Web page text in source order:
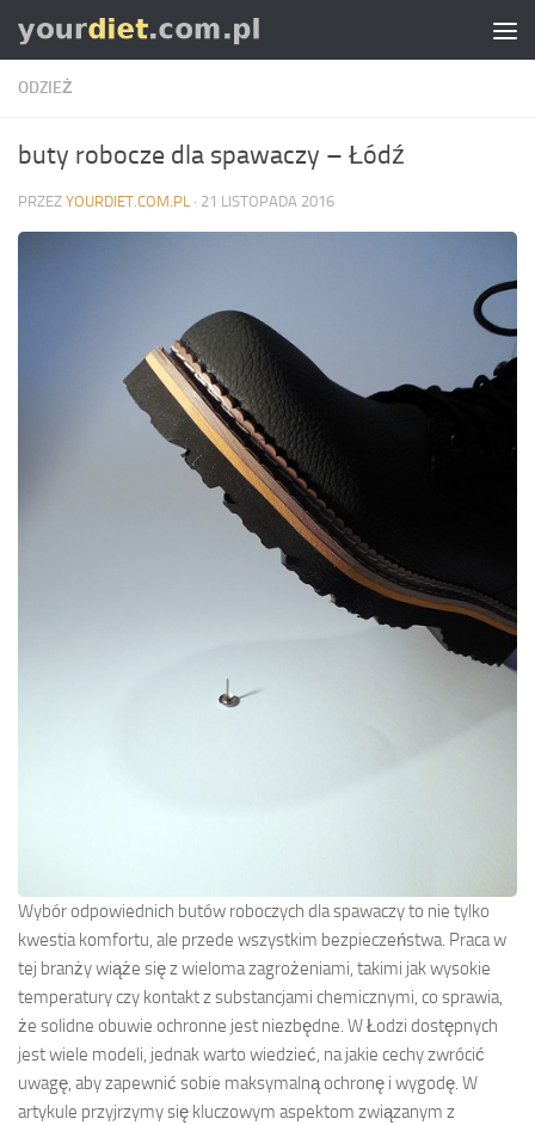
Skip to content
ODZIEŻ
buty robocze dla spawaczy – Łódź
PRZEZ YOURDIET.COM.PL · 21 LISTOPADA 2016
Wybór odpowiednich butów roboczych dla spawaczy to nie tylko
kwestia komfortu, ale przede wszystkim bezpieczeństwa. Praca w
tej branży wiąże się z wieloma zagrożeniami, takimi jak wysokie
temperatury czy kontakt z substancjami chemicznymi, co sprawia,
że solidne obuwie ochronne jest niezbędne. W Łodzi dostępnych
jest wiele modeli, jednak warto wiedzieć, na jakie cechy zwrócić
uwagę, aby zapewnić sobie maksymalną ochronę i wygodę. W
artykule przyjrzymy się kluczowym aspektom związanym z